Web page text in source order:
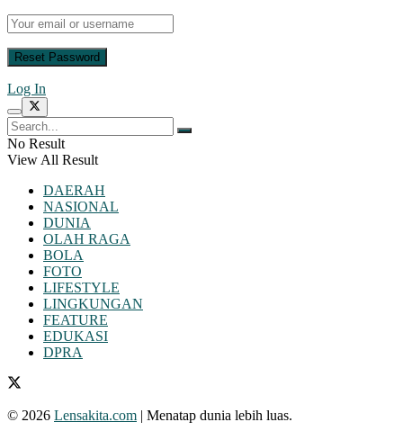
Log In
No Result
View All Result
DAERAH
NASIONAL
DUNIA
OLAH RAGA
BOLA
FOTO
LIFESTYLE
LINGKUNGAN
FEATURE
EDUKASI
DPRA
© 2026 Lensakita.com | Menatap dunia lebih luas.